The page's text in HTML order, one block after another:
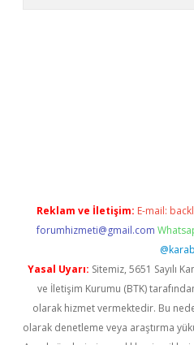
Reklam ve İletişim: E-mail:
forumhizmeti@gmail.com
Yasal Uyarı: Sitemiz, 5651 Sayılı
ve İletişim Kurumu (BTK)
olarak hizmet vermektedir. Bu
olarak denetleme veya araştırma